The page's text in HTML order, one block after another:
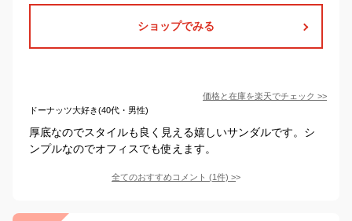
ショップでみる
価格と在庫を楽天でチェック >>
ドーナッツ大好き(40代・男性)
厚底なのでスタイルも良く見える嬉しいサンダルです。シ
ンプルなのでオフィスでも使えます。
全てのおすすめコメント (1件) >